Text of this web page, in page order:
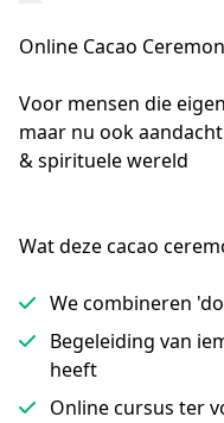
Online Cacao
Voor mensen die
maar nu ook
& spirituele wereld
Wat deze cacao
We combineren
Begeleiding van
heeft
Online cursus ter